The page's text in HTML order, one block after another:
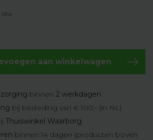
btw
aan winkelwagen
binnen 2 werkdagen
bij besteding van € 100,- (in NL)
Thuiswinkel Waarborg
binnen 14 dagen (producten boven